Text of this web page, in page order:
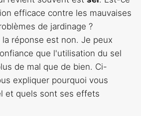
efficace contre les mauvaises
de jardinage ?
réponse est non. Je peux
que l'utilisation du sel
de mal que de bien. Ci-
expliquer pourquoi vous
et quels sont ses effets